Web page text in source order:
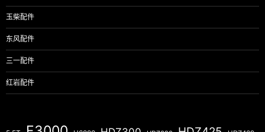
玉柴配件
东风配件
三一配件
红岩配件